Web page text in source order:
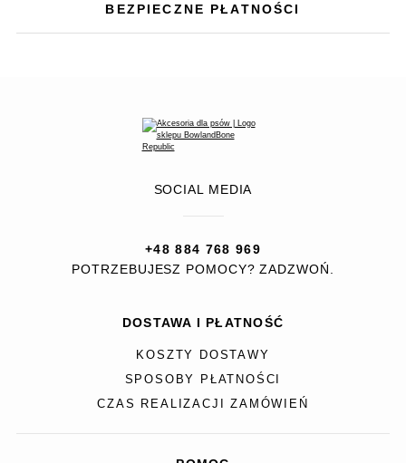
BEZPIECZNE PŁATNOŚCI
SOCIAL MEDIA
+48 884 768 969
POTRZEBUJESZ POMOCY? ZADZWOŃ.
DOSTAWA I PŁATNOŚĆ
KOSZTY DOSTAWY
SPOSOBY PŁATNOŚCI
CZAS REALIZACJI ZAMÓWIEŃ